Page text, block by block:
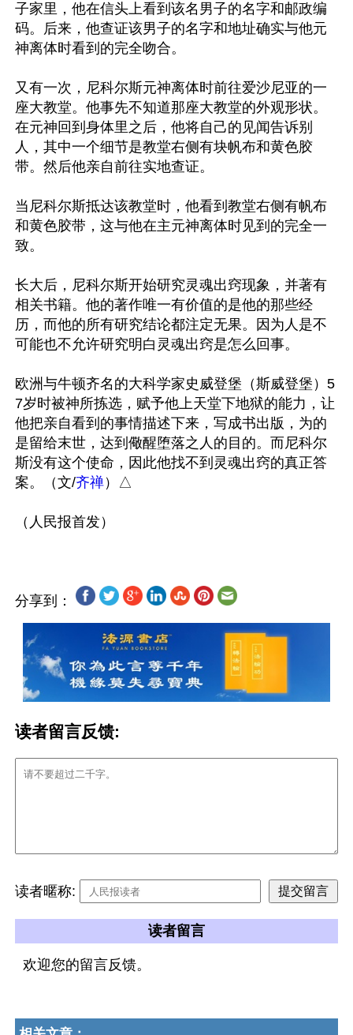
子家里，他在信头上看到该名男子的名字和邮政编
码。后来，他查证该男子的名字和地址确实与他元
神离体时看到的完全吻合。
又有一次，尼科尔斯元神离体时前往爱沙尼亚的一
座大教堂。他事先不知道那座大教堂的外观形状。
在元神回到身体里之后，他将自己的见闻告诉别
人，其中一个细节是教堂右侧有块帆布和黄色胶
带。然后他亲自前往实地查证。
当尼科尔斯抵达该教堂时，他看到教堂右侧有帆布
和黄色胶带，这与他在主元神离体时见到的完全一
致。
长大后，尼科尔斯开始研究灵魂出窍现象，并著有
相关书籍。他的著作唯一有价值的是他的那些经
历，而他的所有研究结论都注定无果。因为人是不
可能也不允许研究明白灵魂出窍是怎么回事。
欧洲与牛顿齐名的大科学家史威登堡（斯威登堡）5
7岁时被神所拣选，赋予他上天堂下地狱的能力，让
他把亲自看到的事情描述下来，写成书出版，为的
是留给末世，达到儆醒堕落之人的目的。而尼科尔
斯没有这个使命，因此他找不到灵魂出窍的真正答
案。（文/齐禅）△
分享到：
读者留言反馈:
读者暱称:
读者留言
欢迎您的留言反馈。